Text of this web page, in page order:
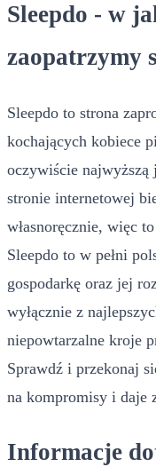
Sleepdo - w
zaopatrzymy
Sleepdo to strona
kochających kobiece
oczywiście najwyższą
stronie internetowej
własnoręcznie, więc
Sleepdo to w pełni
gospodarkę oraz jej
wyłącznie z
niepowtarzalne kroje
Sprawdź i przekonaj
na kompromisy i daje
Informacje